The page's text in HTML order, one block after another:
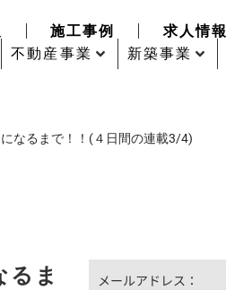
施工事例 求人情報
不動産事業 新築事業
なるまで！！(４日間の連載3/4)
ま
メールアドレス：